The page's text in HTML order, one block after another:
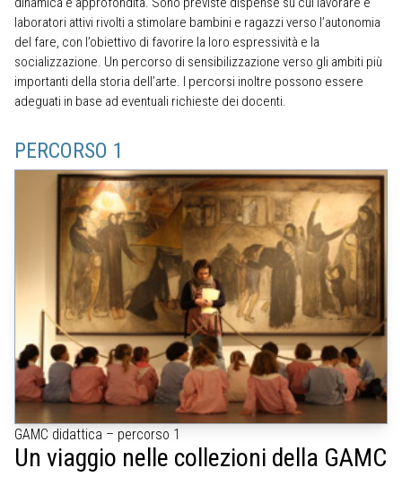
PALAZZO DELLE MUSE
laboratori attivi rivolti a stimolare bambini e ragazzi verso l’autonomia
del fare, con l’obiettivo di favorire la loro espressività e la
socializzazione. Un percorso di sensibilizzazione verso gli ambiti più
importanti della storia dell’arte. I percorsi inoltre possono essere
adeguati in base ad eventuali richieste dei docenti.
PERCORSO 1
GAMC didattica – percorso 1
Un viaggio nelle collezioni della GAMC